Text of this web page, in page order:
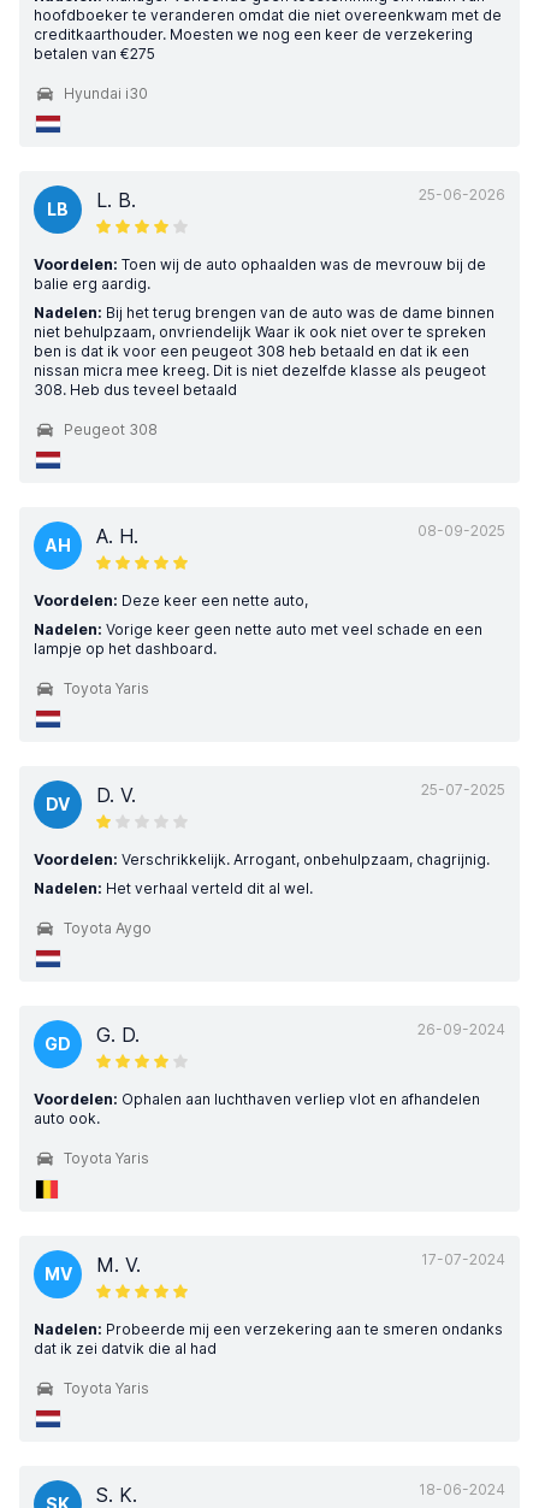
hoofdboeker te veranderen omdat die niet overeenkwam met de
creditkaarthouder. Moesten we nog een keer de verzekering
betalen van €275
Hyundai i30
25-06-2026
LB L. B.
Voordelen: Toen wij de auto ophaalden was de mevrouw bij de
balie erg aardig.
Nadelen: Bij het terug brengen van de auto was de dame binnen
niet behulpzaam, onvriendelijk Waar ik ook niet over te spreken
ben is dat ik voor een peugeot 308 heb betaald en dat ik een
nissan micra mee kreeg. Dit is niet dezelfde klasse als peugeot
308. Heb dus teveel betaald
Peugeot 308
08-09-2025
AH A. H.
Voordelen: Deze keer een nette auto,
Nadelen: Vorige keer geen nette auto met veel schade en een
lampje op het dashboard.
Toyota Yaris
25-07-2025
DV D. V.
Voordelen: Verschrikkelijk. Arrogant, onbehulpzaam, chagrijnig.
Nadelen: Het verhaal verteld dit al wel.
Toyota Aygo
26-09-2024
GD G. D.
Voordelen: Ophalen aan luchthaven verliep vlot en afhandelen
auto ook.
Toyota Yaris
17-07-2024
MV M. V.
Nadelen: Probeerde mij een verzekering aan te smeren ondanks
dat ik zei datvik die al had
Toyota Yaris
18-06-2024
SK S. K.